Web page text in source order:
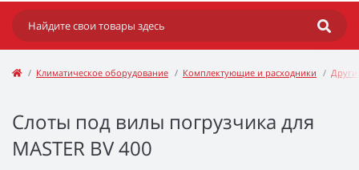
Климатическое оборудование Комплектующие и расходники
Слоты под вилы погрузчика для
MASTER BV 400